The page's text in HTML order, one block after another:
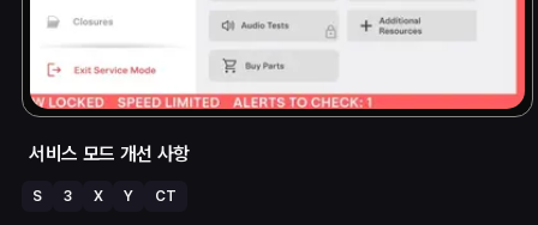
서비스 모드 개선 사항
S 3 X Y CT